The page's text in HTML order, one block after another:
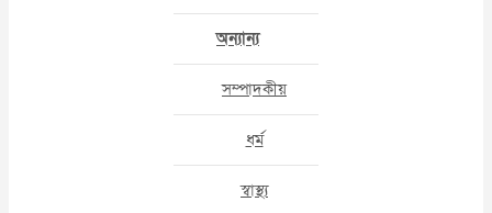
অন্যান্য
সম্পাদকীয়
ধর্ম
স্বাস্থ্য